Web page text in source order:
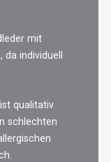
mit
individuell
qualitativ
schlechten